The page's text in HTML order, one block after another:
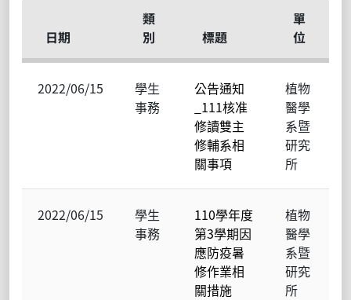
日期
類
別
標題
單
位
2022/06/15
學生
事務
公告通知
_111核准
修讀雙主
修輔系相
關事項
植物
醫學
系暨
研究
所
2022/06/15
學生
事務
110學年度
第3學期因
應防疫暑
修作業相
關措施
植物
醫學
系暨
研究
所